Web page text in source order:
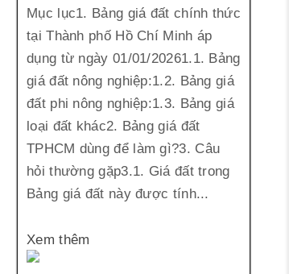
Mục lục1. Bảng giá đất chính thức
tại Thành phố Hồ Chí Minh áp
dụng từ ngày 01/01/20261.1. Bảng
giá đất nông nghiệp:1.2. Bảng giá
đất phi nông nghiệp:1.3. Bảng giá
loại đất khác2. Bảng giá đất
TPHCM dùng để làm gì?3. Câu
hỏi thường gặp3.1. Giá đất trong
Bảng giá đất này được tính...
Xem thêm